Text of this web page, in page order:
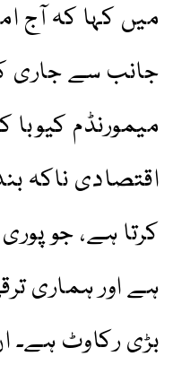
میں کہا کہ آج
جانب سے جاری
میمورنڈم
اقتصادی ناکہ
کرتا ہے، جو
ہے اور ہماری
بڑی رکاوٹ ہے۔